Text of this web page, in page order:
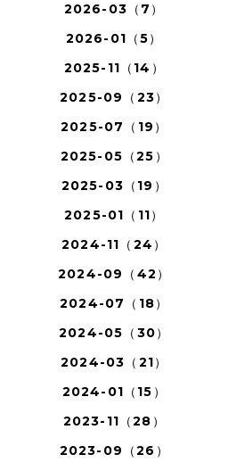
2026-03（7）
2026-01（5）
2025-11（14）
2025-09（23）
2025-07（19）
2025-05（25）
2025-03（19）
2025-01（11）
2024-11（24）
2024-09（42）
2024-07（18）
2024-05（30）
2024-03（21）
2024-01（15）
2023-11（28）
2023-09（26）